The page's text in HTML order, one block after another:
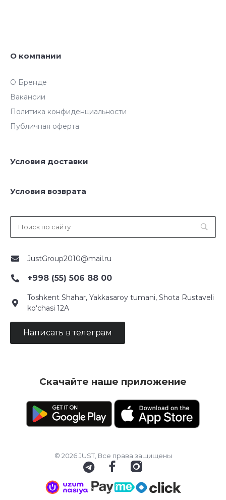
О компании
О Бренде
Вакансии
Политика конфиденциальности
Публичная оферта
Условия доставки
Условия возврата
JustGroup2010@mail.ru
+998 (55) 506 88 00
Toshkent Shahar, Yakkasaroy tumani, Shota Rustaveli
ko‘chasi 12A
Написать в телеграм
Скачайте наше приложение
© 2026 JUST, Все права защищены